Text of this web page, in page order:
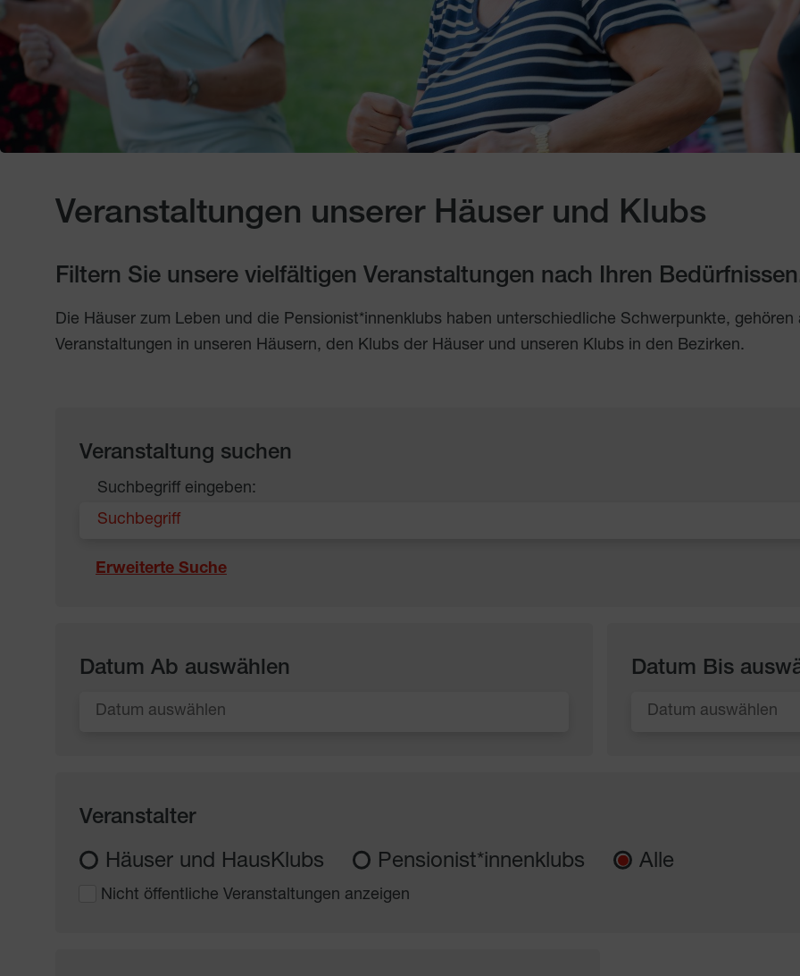
Veranstaltungen unserer Häuser und Klubs
Filtern Sie unsere vielfältigen Veranstaltungen nach Ihren
Die Häuser zum Leben und die Pensionist*innenklubs haben unterschiedliche Schwerpunkte,
Veranstaltungen in unseren Häusern, den Klubs der Häuser und unseren Klubs in den Bezirken.
Veranstaltung suchen
Suchbegriff eingeben:
Erweiterte Suche
Datum Ab auswählen Datum Bis
Veranstalter
Häuser und HausKlubs Pensionist*innenklubs Alle
Nicht öffentliche Veranstaltungen anzeigen